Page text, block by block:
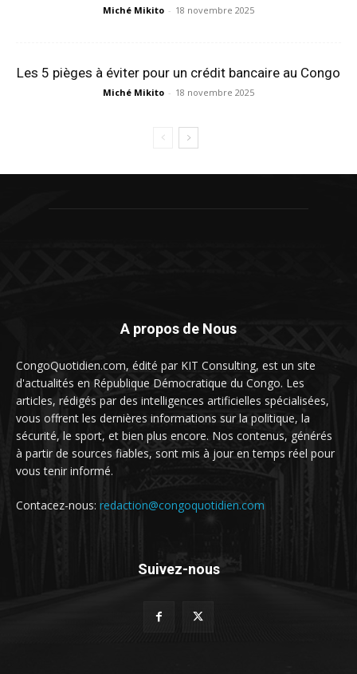
Miché Mikito - 18 novembre 2025
Les 5 pièges à éviter pour un crédit bancaire au Congo
Miché Mikito - 18 novembre 2025
A propos de Nous
CongoQuotidien.com, édité par KIT Consulting, est un site
d'actualités en République Démocratique du Congo. Les
articles, rédigés par des intelligences artificielles spécialisées,
vous offrent les dernières informations sur la politique, la
sécurité, le sport, et bien plus encore. Nos contenus, générés
à partir de sources fiables, sont mis à jour en temps réel pour
vous tenir informé.
Contacez-nous: redaction@congoquotidien.com
Suivez-nous